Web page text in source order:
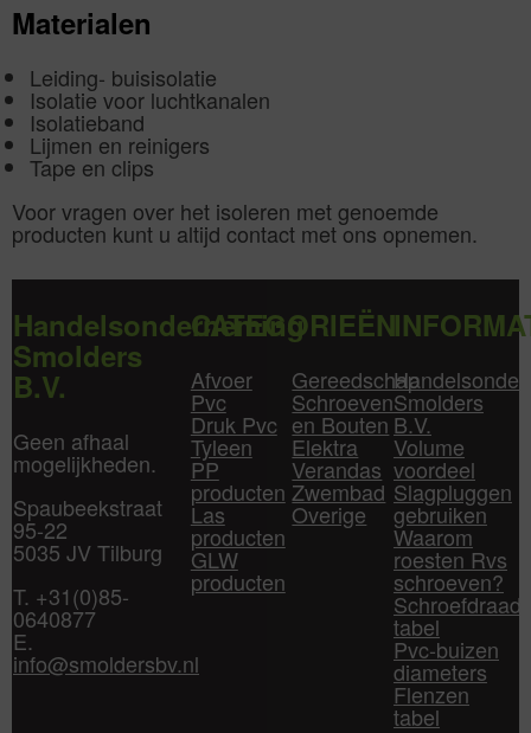
Materialen
Leiding- buisisolatie
Isolatie voor luchtkanalen
Isolatieband
Lijmen en reinigers
Tape en clips
Voor vragen over het isoleren met genoemde
producten kunt u altijd contact met ons opnemen.
Handelsonderneming
Smolders
B.V.
Geen afhaal
mogelijkheden.
Spaubeekstraat
95-22
5035 JV Tilburg
T. +31(0)85-
0640877
E.
info@smoldersbv.nl
CATEGORIEËN
Afvoer
Pvc
Druk Pvc
Tyleen
PP
producten
Las
producten
GLW
producten
Gereedschap
Schroeven
en Bouten
Elektra
Verandas
Zwembad
Overige
Smolders
B.V.
Volume
voordeel
Slagpluggen
gebruiken
Waarom
roesten Rvs
schroeven?
Schroefdraad
tabel
Pvc-buizen
diameters
Flenzen
tabel